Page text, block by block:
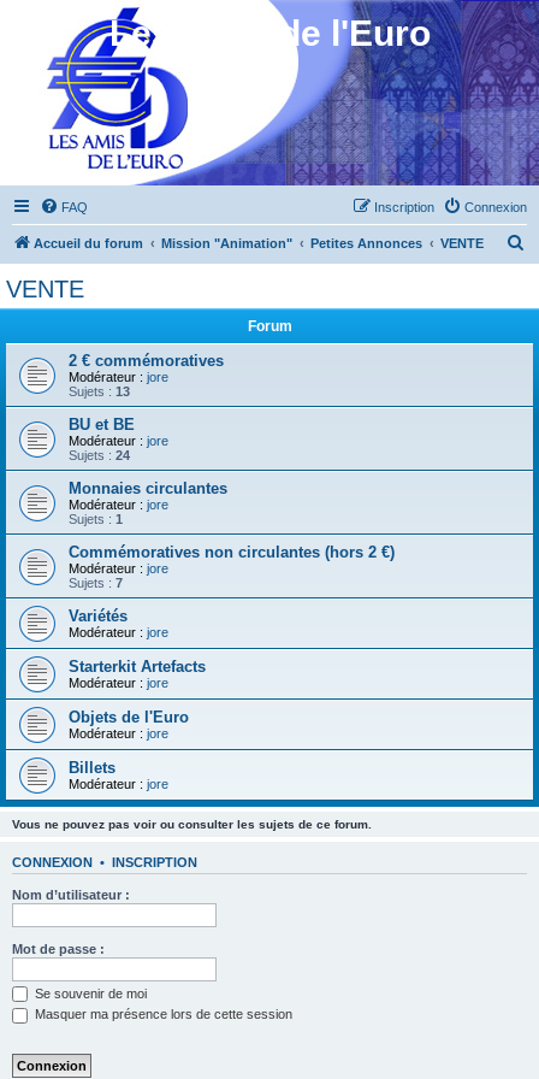
Les Amis de l'Euro
FAQ Connexion
Inscription
Accueil du forum Mission "Animation" Petites Annonces VENTE
e
VENTE
Forum
2 € commémoratives
Modérateur : jore
Sujets : 13
BU et BE
Modérateur : jore
Sujets : 24
Monnaies circulantes
Modérateur : jore
Sujets : 1
Commémoratives non circulantes (hors 2 €)
Modérateur : jore
Sujets : 7
Variétés
Modérateur : jore
Starterkit Artefacts
Modérateur : jore
Objets de l'Euro
Modérateur : jore
Billets
Modérateur : jore
Vous ne pouvez pas voir ou consulter les sujets de ce forum.
CONNEXION • INSCRIPTION
Nom d’utilisateur :
Mot de passe :
Se souvenir de moi
Masquer ma présence lors de cette session